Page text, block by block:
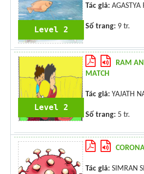
Level 2
Tác giả: AGASTYA
Số trang: 9 tr.
Level 2
RAM
MATCH
Tác giả: YAJATH
Số trang: 5 tr.
Tác giả: SIMRAN